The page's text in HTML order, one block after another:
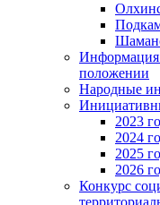
Информация
положении
Народные
2023
2024
2025
2026
Конкурс